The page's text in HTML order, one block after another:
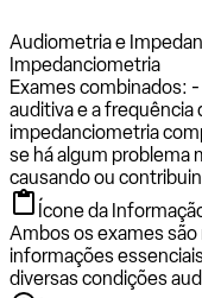
Audiometria e
Impedanciometria
Exames combinados:
auditiva e a
impedanciometria
se há algum problema
causando ou
Ícone da
Ambos os exames
informações
diversas condições